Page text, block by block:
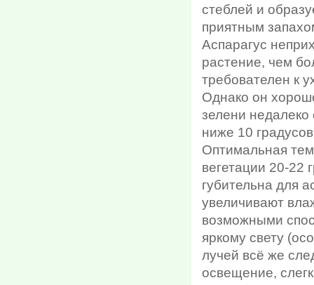
стеблей и
приятным
Аспарагус
растение, чем
требователен к
Однако он
зелени
ниже 10
Оптимальная
вегетации 20-22
губительна для
увеличивают
возможными
яркому свету
лучей всё же
освещение,